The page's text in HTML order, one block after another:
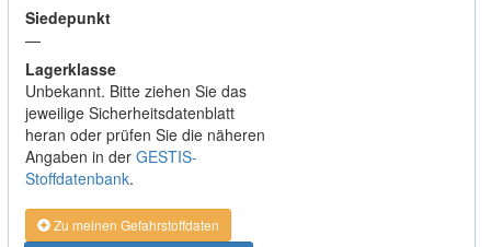
Siedepunkt
—
Lagerklasse
Unbekannt. Bitte ziehen Sie das
jeweilige Sicherheitsdatenblatt
heran oder prüfen Sie die näheren
Angaben in der GESTIS-
Stoffdatenbank.
Zu meinen Gefahrstoffdaten